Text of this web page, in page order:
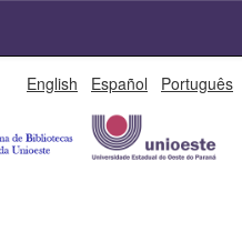
English Español Português